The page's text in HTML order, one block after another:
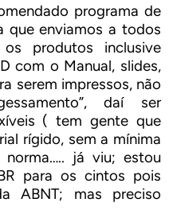
programa de
que enviamos a todos
produtos inclusive
com o Manual, slides,
serem impressos, não
daí ser
( tem gente que
rígido, sem a mínima
já viu; estou
para os cintos pois
ABNT; mas preciso